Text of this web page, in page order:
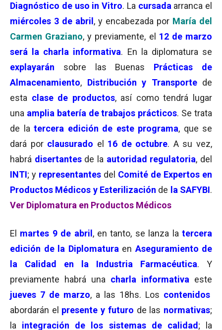
Diagnóstico de uso in Vitro. La cursada arranca el
miércoles 3 de abril , y encabezada por María del
Carmen Graziano, y previamente, el 12 de marzo
será la charla informativa. En la diplomatura se
explayarán sobre las Buenas Prácticas de
Almacenamiento, Distribución y Transportede
esta clase de productos, así como tendrá lugar
una amplia batería de trabajos prácticos. Se trata
de la tercera edición de este programa, que se
dará por clausurado el 16 de octubre. A su vez,
habrá disertantes de la autoridad regulatoria, del
INTI; y representantes del Comité de Expertos en
Productos Médicos y Esterilización de la SAFYBI.
Ver Diplomatura en Productos Médicos
El martes 9 de abril , en tanto, se lanza la tercera
edición de la Diplomatura en Aseguramiento de
la Calidad en la Industria Farmacéutica. Y
previamente habrá una charla informativa este
jueves 7 de marzo, a las 18hs. Los contenidos
abordarán el presente y futuro de las normativas;
la integración de los sistemas de calidad ; la